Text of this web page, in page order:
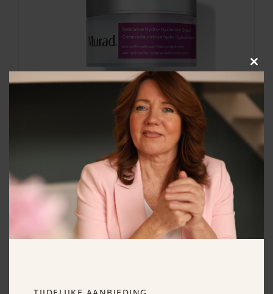
Murad Restorative Hydro-
Hyaluronic Cream 50 ml
€ 63.75
Close